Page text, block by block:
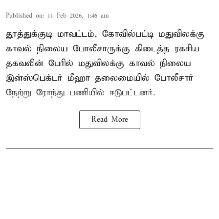
Published on: 11 Feb 2026, 1:46 am
தூத்துக்குடி மாவட்டம், கோவில்பட்டி மதுவிலக்கு
காவல் நிலைய போலீசாருக்கு கிடைத்த ரகசிய
தகவலின் பேரில் மதுவிலக்கு காவல் நிலைய
இன்ஸ்பெக்டர் மீஹா தலைமையில் போலீசார்
நேற்று ரோந்து பணியில் ஈடுபட்டனர்.
Read More